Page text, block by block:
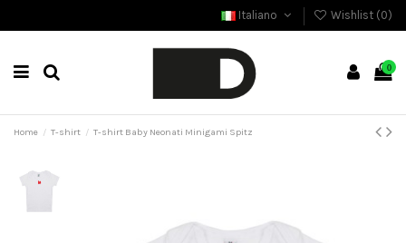
Italiano Wishlist (0)
0
Home T-shirt T-shirt Baby Neonati Minigami Spitz